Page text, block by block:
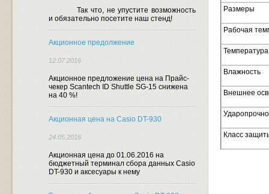
Так что, не упустите возможность
и обязательно посетите наш стенд!
Акционное предолжение
12.07.2016
Акционное предложение цена на Прайс-
чекер Scantech ID Shuttle SG-15 снижена
на 40 %!
Акционная цена на Casio DT-930
24.05.2016
Акционная цена до 01.06.2016 на
бюджетный терминал сбора данных Casio
DT-930 и аксесуары к нему
Размеры
Рабочая
Влажность
Внешнее
Класс